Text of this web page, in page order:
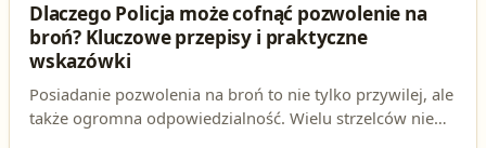
Dlaczego Policja może cofnąć pozwolenie na
broń? Kluczowe przepisy i praktyczne
wskazówki
Posiadanie pozwolenia na broń to nie tylko przywilej, ale
także ogromna odpowiedzialność. Wielu strzelców nie